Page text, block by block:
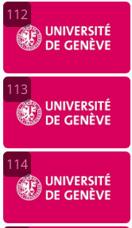
112
113
114